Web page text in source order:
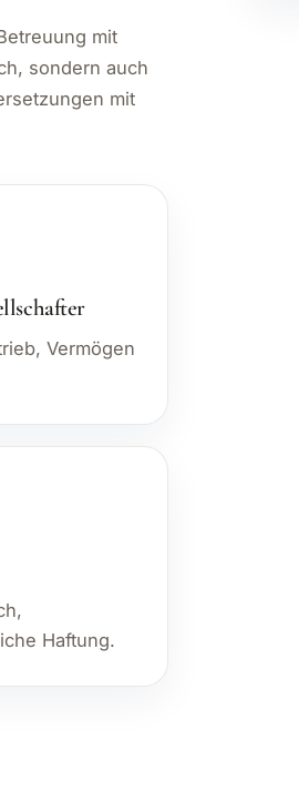
mit
sondern auch
mit
Vermögen
Haftung.